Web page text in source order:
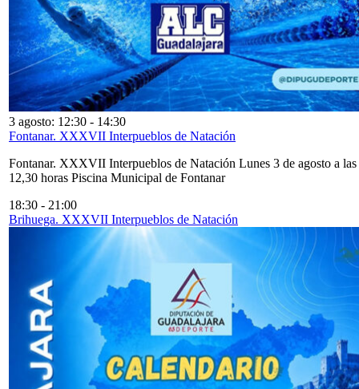
3 agosto: 12:30 - 14:30
Fontanar. XXXVII Interpueblos de Natación
Fontanar. XXXVII Interpueblos de Natación Lunes 3 de agosto a las
12,30 horas Piscina Municipal de Fontanar
18:30 - 21:00
Brihuega. XXXVII Interpueblos de Natación